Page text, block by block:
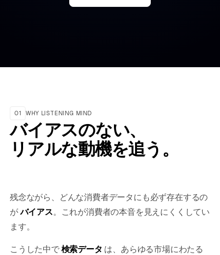
01 WHY LISTENING MIND
バイアスのない、
リアルな動機を追う。
残念ながら、どんな消費者データにも必ず存在するの
がバイアス。これが消費者の本音を見えにくくしてい
ます。
こうした中で検索データ は、あらゆる市場にわたる